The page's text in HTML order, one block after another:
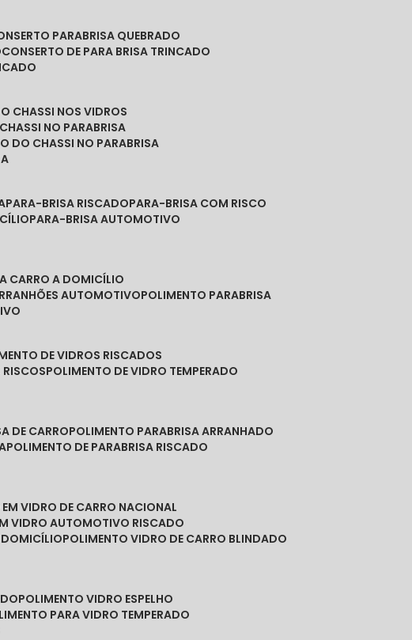
PARABRISA QUEBRADO
CONSERTO DE PARA BRISA TRINCADO
CHASSI NOS VIDROS
CHASSI NO PARABRISA
DO CHASSI NO PARABRISA
PARA-BRISA RISCADO PARA-BRISA COM RISCO
PARA-BRISA AUTOMOTIVO
CARRO A DOMICÍLIO
AUTOMOTIVO POLIMENTO PARABRISA
DE VIDROS RISCADOS
RISCOS POLIMENTO DE VIDRO TEMPERADO
DE CARRO POLIMENTO PARABRISA ARRANHADO
POLIMENTO DE PARABRISA RISCADO
EM VIDRO DE CARRO NACIONAL
VIDRO AUTOMOTIVO RISCADO
DOMICÍLIO POLIMENTO VIDRO DE CARRO BLINDADO
POLIMENTO VIDRO ESPELHO
PARA VIDRO TEMPERADO